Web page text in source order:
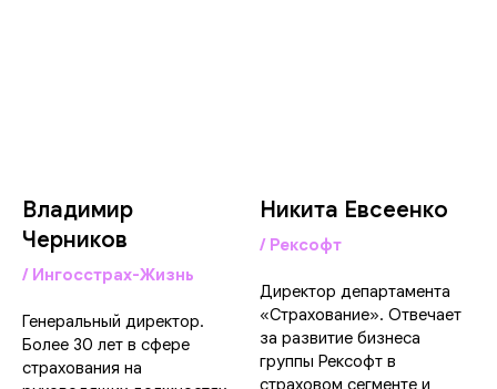
Владимир
Черников
/ Ингосстрах-Жизнь
Генеральный директор.
Более 30 лет в сфере
страхования на
Никита Евсеенко
/ Рексофт
Директор департамента
«Страхование». Отвечает
за развитие бизнеса
группы Рексофт в
страховом сегменте и